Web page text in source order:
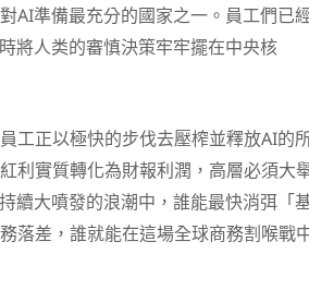
AI準備最充分的國家之一。員工們已
將人类的審慎決策牢牢擺在中央核
工正以極快的步伐去壓榨並釋放AI的
利實質轉化為財報利潤，高層必須大
續大噴發的浪潮中，誰能最快消弭「
落差，誰就能在這場全球商務割喉戰